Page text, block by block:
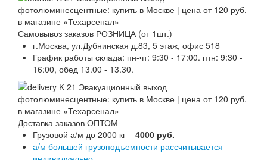
Самовывоз заказов РОЗНИЦА (от 1шт.)
г.Москва, ул.Дубнинская д.83, 5 этаж, офис 518
График работы склада: пн-чт: 9:30 - 17:00. птн: 9:30 -
16:00, обед 13.00 - 13.30.
Доставка заказов ОПТОМ
Грузовой а/м до 2000 кг – 4000 руб.
а/м большей грузоподъемности рассчитывается